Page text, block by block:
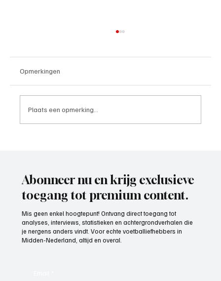
Opmerkingen
Plaats een opmerking...
Abonneer nu en krijg exclusieve
toegang tot premium content.
Mis geen enkel hoogtepunt! Ontvang direct toegang tot
analyses, interviews, statistieken en achtergrondverhalen die
je nergens anders vindt. Voor echte voetballiefhebbers in
Midden-Nederland, altijd en overal.